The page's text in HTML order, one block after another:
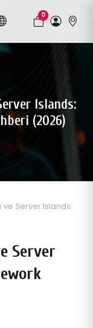
0
Islands:
(2026)
ve Server Islands:
Server